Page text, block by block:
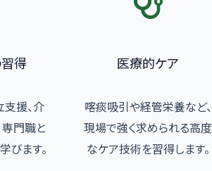
得
援、介
門職と
びます。
医療的ケア
喀痰吸引や経管栄養など、
現場で強く求められる高度
なケア技術を習得します。